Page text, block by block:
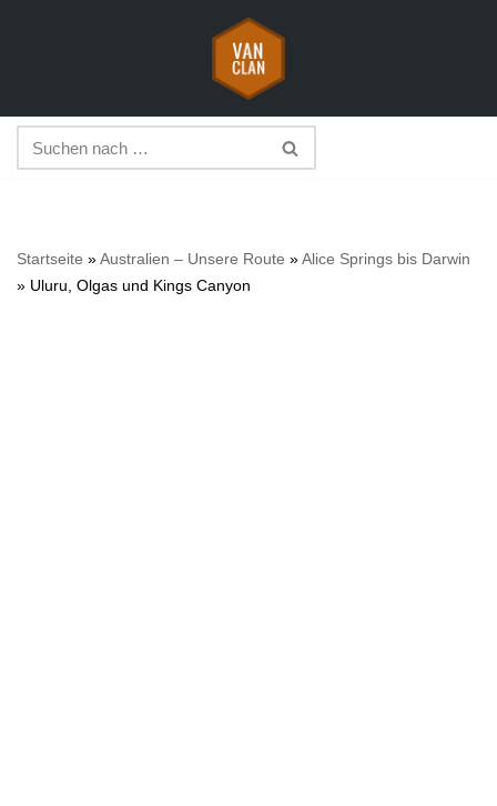
springen
Startseite »Australien – Unsere Route »Alice Springs bis Darwin
» Uluru, Olgas und Kings Canyon